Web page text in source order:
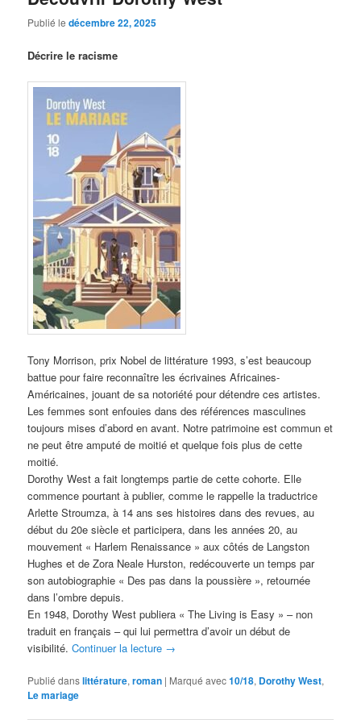
Publié ledécembre 22, 2025
Décrire le racisme
Tony Morrison, prix Nobel de littérature 1993, s’est beaucoup
battue pour faire reconnaître les écrivaines Africaines-
Américaines, jouant de sa notoriété pour détendre ces artistes.
Les femmes sont enfouies dans des références masculines
toujours mises d’abord en avant. Notre patrimoine est commun et
ne peut être amputé de moitié et quelque fois plus de cette
moitié.
Dorothy West a fait longtemps partie de cette cohorte. Elle
commence pourtant à publier, comme le rappelle la traductrice
Arlette Stroumza, à 14 ans ses histoires dans des revues, au
début du 20e siècle et participera, dans les années 20, au
mouvement « Harlem Renaissance » aux côtés de Langston
Hughes et de Zora Neale Hurston, redécouverte un temps par
son autobiographie « Des pas dans la poussière », retournée
dans l’ombre depuis.
En 1948, Dorothy West publiera « The Living is Easy » – non
traduit en français – qui lui permettra d’avoir un début de
visibilité.Continuer la lecture →
Publié danslittérature,roman | Marqué avec10/18, Dorothy West,
Le mariage